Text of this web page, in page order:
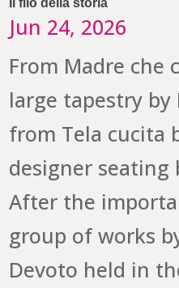
Jun 24, 2026
From Madre che
large tapestry by
from Tela cucita
designer seating
After the
group of works
Devoto held in